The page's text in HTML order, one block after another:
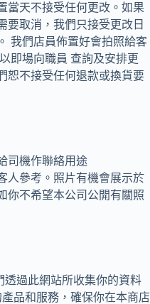
當天不接受任何更改。如果
要取消，我們只接受更改日
我們店員佈置好會拍照給客
即場向職員 查詢及安排更
恕不接受任何退款或換貨要
司機作聯絡用途
人參考。照片有機會展示於
你不希望本公司公開有關照
過此網站所收集你的資料
品和服務，確保你在本商店